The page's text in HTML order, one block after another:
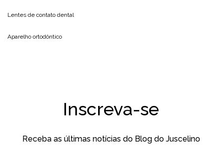
Lentes de contato dental
Aparelho ortodôntico
Inscreva-se
Receba as últimas notícias do Blog do Juscelino